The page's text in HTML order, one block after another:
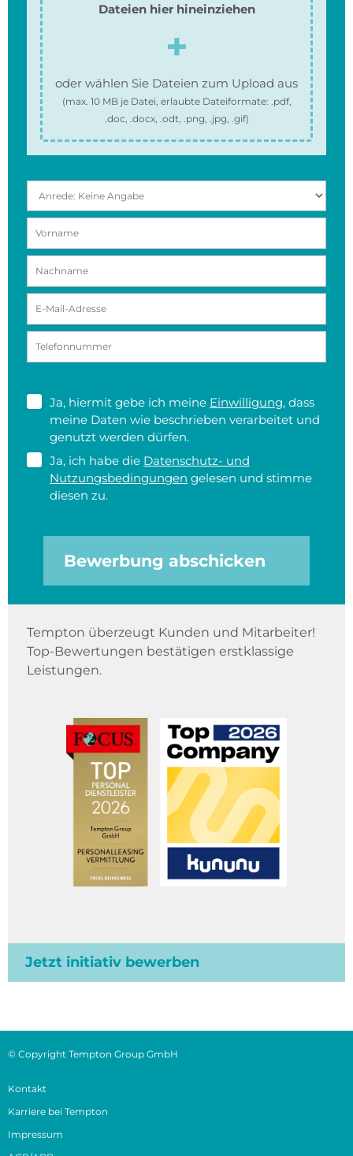
Dateien hier hineinziehen
oder wählen Sie Dateien zum Upload aus
(max. 10 MBje Datei, erlaubte Dateiformate: .pdf,
.doc, .docx, .odt, .png, .jpg, .gif)
Ja, hiermit gebe ich meine Einwilligung, dass
meine Daten wie beschrieben verarbeitet und
genutzt werden dürfen.
Ja, ich habe die Datenschutz- und
Nutzungsbedingungen gelesen und stimme
diesen zu.
Bewerbung abschicken
Tempton überzeugt Kunden und Mitarbeiter!
Top-Bewertungen bestätigen erstklassige
Leistungen.
Jetzt initiativ bewerben
© Copyright Tempton Group GmbH
Kontakt
Karriere bei Tempton
Impressum